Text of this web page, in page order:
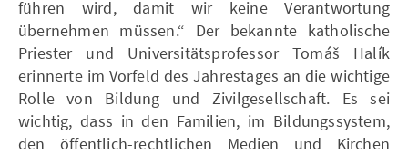
führen wird, damit wir keine Verantwortung
übernehmen müssen.“ Der bekannte katholische
Priester und Universitätsprofessor Tomáš Halík
erinnerte im Vorfeld des Jahrestages an die wichtige
Rolle von Bildung und Zivilgesellschaft. Es sei
wichtig, dass in den Familien, im Bildungssystem,
den öffentlich-rechtlichen Medien und Kirchen